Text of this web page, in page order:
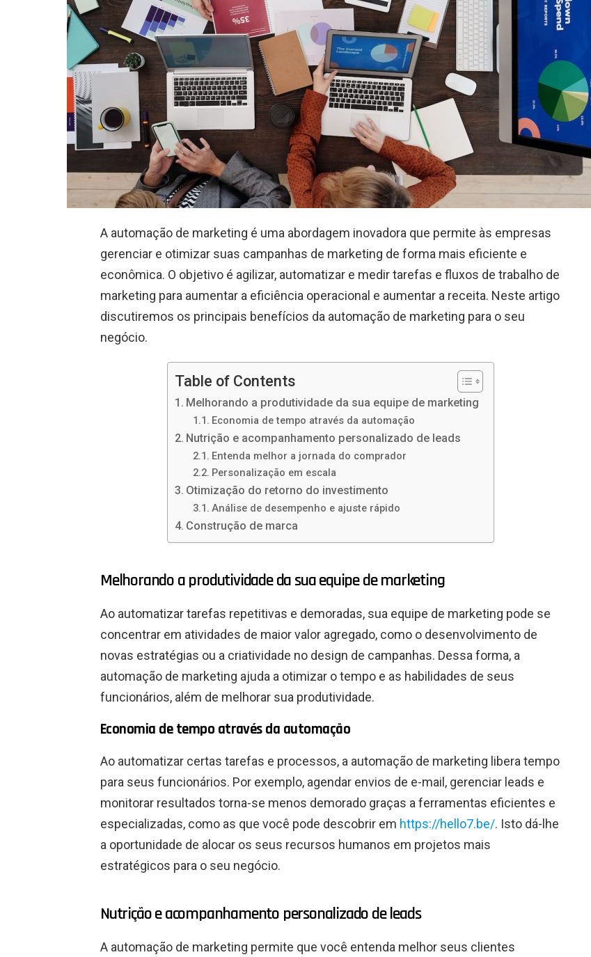
A automação de marketing é uma abordagem inovadora que permite às empresas
gerenciar e otimizar suas campanhas de marketing de forma mais eficiente e
econômica. O objetivo é agilizar, automatizar e medir tarefas e fluxos de trabalho de
marketing para aumentar a eficiência operacional e aumentar a receita. Neste artigo
discutiremos os principais benefícios da automação de marketing para o seu
negócio.
Table of Contents
Melhorando a produtividade da sua equipe de marketing
Economia de tempo através da automação
Nutrição e acompanhamento personalizado de leads
Entenda melhor a jornada do comprador
Personalização em escala
Otimização do retorno do investimento
Análise de desempenho e ajuste rápido
Construção de marca
Melhorando a produtividade da sua equipe de marketing
Ao automatizar tarefas repetitivas e demoradas, sua equipe de marketing pode se
concentrar em atividades de maior valor agregado, como o desenvolvimento de
novas estratégias ou a criatividade no design de campanhas. Dessa forma, a
automação de marketing ajuda a otimizar o tempo e as habilidades de seus
funcionários, além de melhorar sua produtividade.
Economia de tempo através da automação
Ao automatizar certas tarefas e processos, a automação de marketing libera tempo
para seus funcionários. Por exemplo, agendar envios de e-mail, gerenciar leads e
monitorar resultados torna-se menos demorado graças a ferramentas eficientes e
especializadas, como as que você pode descobrir em https://hello7.be/. Isto dá-lhe
a oportunidade de alocar os seus recursos humanos em projetos mais
estratégicos para o seu negócio.
Nutrição e acompanhamento personalizado de leads
A automação de marketing permite que você entenda melhor seus clientes